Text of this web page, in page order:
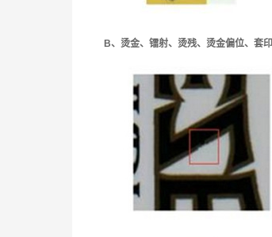
B、烫金、镭射、烫残、烫金偏位、套